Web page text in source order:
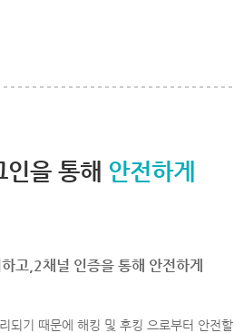
을 통해 안전하게
고,2채널 인증을 통해 안전하게
되기 때문에 해킹 및 후킹 으로부터 안전할